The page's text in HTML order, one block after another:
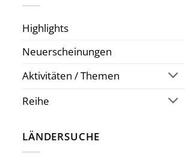
Highlights
Neuerscheinungen
Aktivitäten / Themen
Reihe
LÄNDERSUCHE